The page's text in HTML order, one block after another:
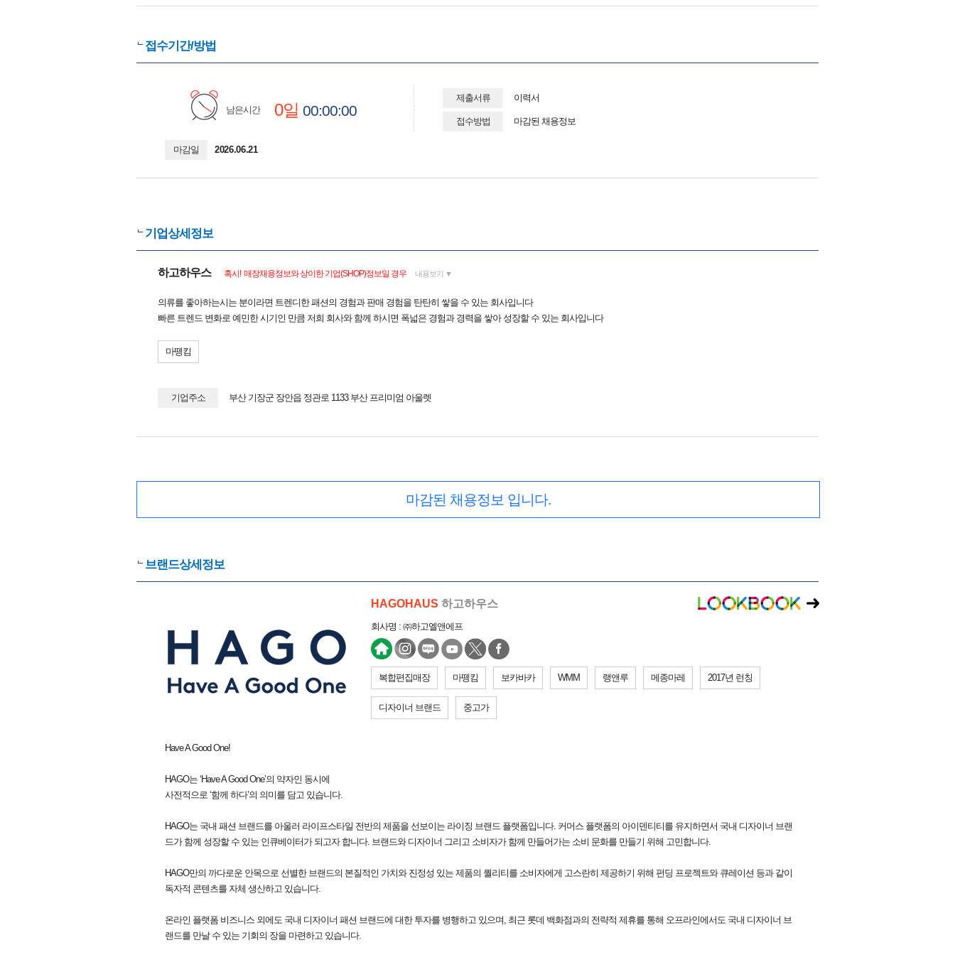
접수기간/방법
남은시간 0일 00:00:00
마감일 2026.06.21
제출서류 이력서
접수방법 마감된 채용정보
기업상세정보
하고하우스 혹시! 매장채용정보와 상이한 기업(SHOP)정보일 경우 내용보기 ▼
의류를 좋아하는시는 분이라면 트렌디한 패션의 경험과 판매 경험을 탄탄히 쌓을 수 있는 회사입니다
빠른 트렌드 변화로 예민한 시기인 만큼 저희 회사와 함께 하시면 폭넓은 경험과 경력을 쌓아 성장할 수 있는 회사입니다
마뗑킴
기업주소 부산 기장군 장안읍 정관로 1133 부산 프리미엄 아울렛
마감된 채용정보 입니다.
브랜드상세정보
HAGOHAUS 하고하우스
회사명 : ㈜하고엘앤에프
복합편집매장 마뗑킴 보카바카 WMM 랭앤루 메종마레 2017년 런칭
디자이너 브랜드 중고가
Have A Good One!
HAGO는 ‘Have A Good One’의 약자인 동시에
사전적으로 ‘함께 하다’의 의미를 담고 있습니다.
HAGO는 국내 패션 브랜드를 아울러 라이프스타일 전반의 제품을 선보이는 라이징 브랜드 플랫폼입니다. 커머스 플랫폼의 아이덴티티를 유지하면서 국내 디자이너 브랜
드가 함께 성장할 수 있는 인큐베이터가 되고자 합니다. 브랜드와 디자이너 그리고 소비자가 함께 만들어가는 소비 문화를 만들기 위해 고민합니다.
HAGO만의 까다로운 안목으로 선별한 브랜드의 본질적인 가치와 진정성 있는 제품의 퀄리티를 소비자에게 고스란히 제공하기 위해 펀딩 프로젝트와 큐레이션 등과 같이
독자적 콘텐츠를 자체 생산하고 있습니다.
온라인 플랫폼 비즈니스 외에도 국내 디자이너 패션 브랜드에 대한 투자를 병행하고 있으며, 최근 롯데 백화점과의 전략적 제휴를 통해 오프라인에서도 국내 디자이너 브
랜드를 만날 수 있는 기회의 장을 마련하고 있습니다.